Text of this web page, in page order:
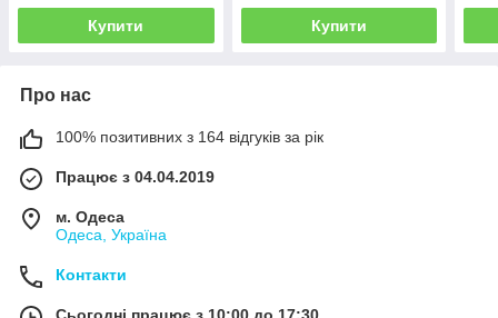
Купити Купити
Про нас
100% позитивних з 164 відгуків за рік
Працює з 04.04.2019
м. Одеса
Одеса, Україна
Контакти